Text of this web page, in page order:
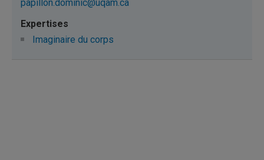
papillon.dominic@uqam.ca
Imaginaire du corps